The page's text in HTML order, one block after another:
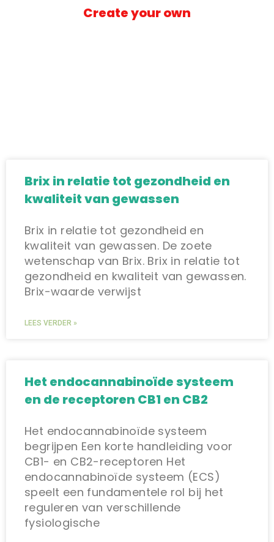
Createyour own
Brix in relatie tot gezondheid en
kwaliteit van gewassen
Brix in relatie tot gezondheid en
kwaliteit van gewassen. De zoete
wetenschap van Brix. Brix in relatie tot
gezondheid en kwaliteit van gewassen.
Brix-waarde verwijst
LEES VERDER »
Het endocannabinoïde systeem
en de receptoren CB1 en CB2
Het endocannabinoïde systeem
begrijpen Een korte handleiding voor
CB1- en CB2-receptoren Het
endocannabinoïde systeem (ECS)
speelt een fundamentele rol bij het
reguleren van verschillende
fysiologische